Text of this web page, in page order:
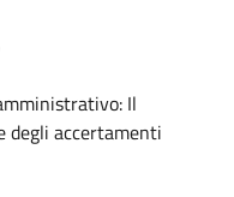
Il
degli accertamenti